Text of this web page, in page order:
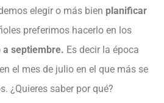
elegir o más bien planificar
preferimos hacerlo en los
a septiembre. Es decir la época
el mes de julio en el que más se
¿Quieres saber por qué?